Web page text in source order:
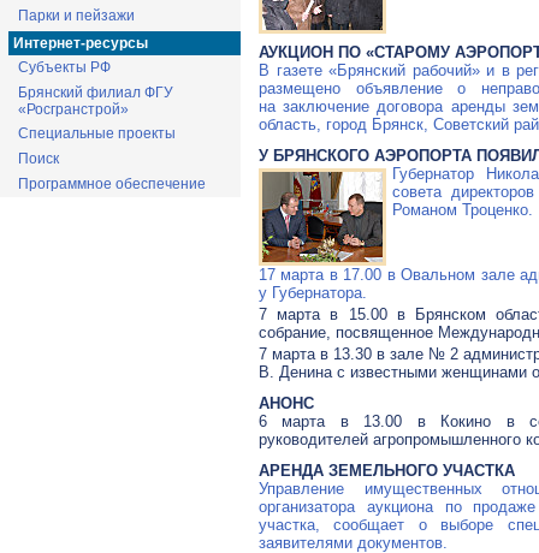
Парки и пейзажи
Интернет-ресурсы
Субъекты РФ
Брянский филиал ФГУ
«Росгранстрой»
Специальные проекты
Поиск
Программное обеспечение
АУКЦИОН ПО «СТАРОМУ
В газете «Брянский рабочий» и в
размещено объявление о
на заключение договора аренды
область, город Брянск, Советский
У БРЯНСКОГО АЭРОПОРТА
Губернатор
совета
Романом Троценко.
17 марта в 17.00 в Овальном зале
у Губернатора.
7 марта в 15.00 в Брянском
собрание, посвященное
7 марта в 13.30 в зале № 2
В. Денина с известными женщинами
АНОНС
6 марта в 13.00 в Кокино в
руководителей агропромышленного
АРЕНДА ЗЕМЕЛЬНОГО УЧАСТКА
Управление имущественных
организатора аукциона по
участка, сообщает о выборе
заявителями документов.